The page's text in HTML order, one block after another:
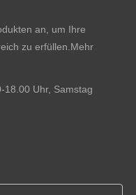
an, um Ihre
zu erfüllen. Mehr
18.00 Uhr, Samstag